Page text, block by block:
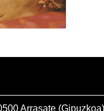
Arrasate (Gipuzkoa)